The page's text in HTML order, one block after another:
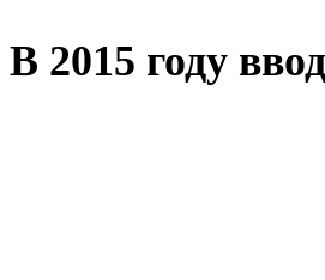
В 2015 году